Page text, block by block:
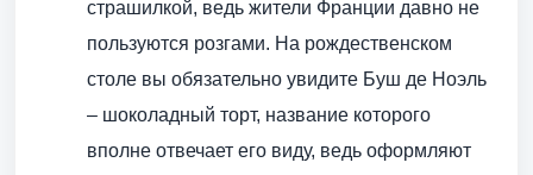
страшилкой, ведь жители Франции давно не
пользуются розгами. На рождественском
столе вы обязательно увидите Буш де Ноэль
– шоколадный торт, название которого
вполне отвечает его виду, ведь оформляют